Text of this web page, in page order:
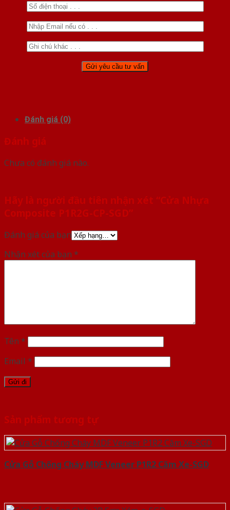
Đánh giá (0)
Đánh giá
Chưa có đánh giá nào.
Hãy là người đầu tiên nhận xét “Cửa Nhựa
Composite P1R2G-CP-SGD”
Đánh giá của bạn
Nhận xét của bạn *
Tên *
Email *
Sản phẩm tương tự
Cửa Gỗ Chống Cháy MDF Veneer P1R2 Căm Xe-SGD